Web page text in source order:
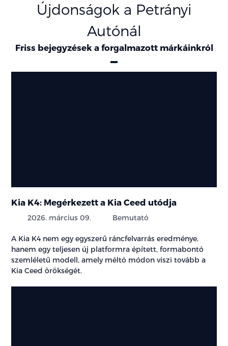
Újdonságok a Petrányi
Autónál
Friss bejegyzések a forgalmazott márkáinkról
Kia K4: Megérkezett a Kia Ceed utódja
2026. március 09. Bemutató
A Kia K4 nem egy egyszerű ráncfelvarrás eredménye,
hanem egy teljesen új platformra épített, formabontó
szemléletű modell, amely méltó módon viszi tovább a
Kia Ceed örökségét.